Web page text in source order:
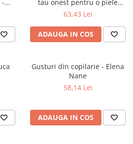
tau onest pentru o piele
minunata - Anjali Mahto
63,43 Lei
ADAUGA IN COS
Gusturi din copilarie - Elena
Nane
58,14 Lei
ADAUGA IN COS